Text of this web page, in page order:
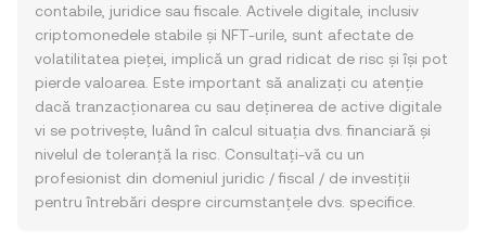
contabile, juridice sau fiscale. Activele digitale, inclusiv
criptomonedele stabile și NFT-urile, sunt afectate de
volatilitatea pieței, implică un grad ridicat de risc și își pot
pierde valoarea. Este important să analizați cu atenție
dacă tranzacționarea cu sau deținerea de active digitale
vi se potrivește, luând în calcul situația dvs. financiară și
nivelul de toleranță la risc. Consultați-vă cu un
profesionist din domeniul juridic / fiscal / de investiții
pentru întrebări despre circumstanțele dvs. specifice.